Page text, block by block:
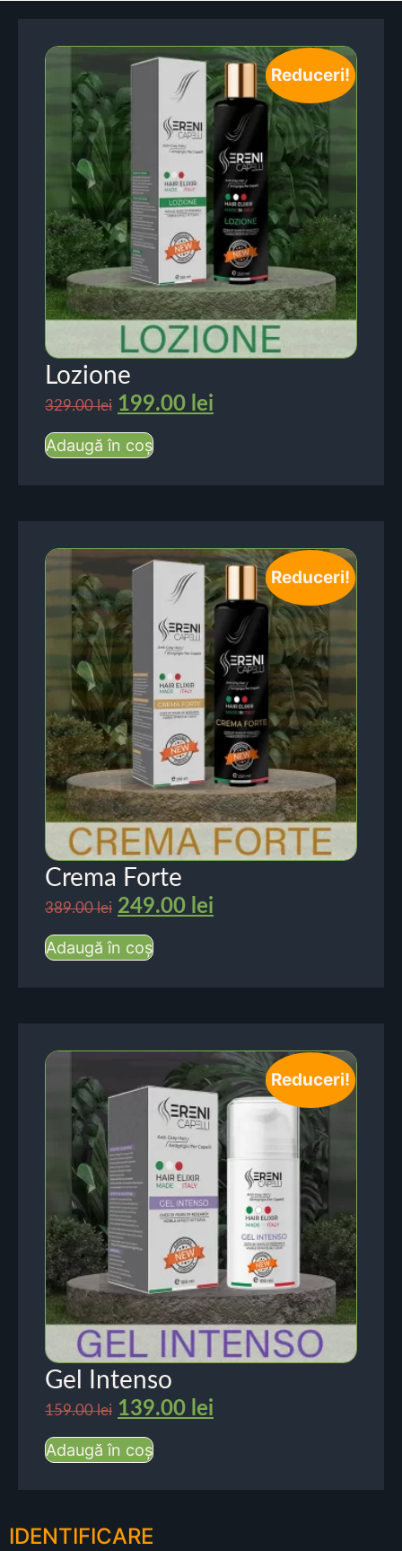
Reduceri!
Lozione
329.00lei 199.00 lei
Adaugă în coș
Reduceri!
Crema Forte
389.00lei 249.00 lei
Adaugă în coș
Reduceri!
Gel Intenso
159.00lei 139.00 lei
Adaugă în coș
IDENTIFICARE